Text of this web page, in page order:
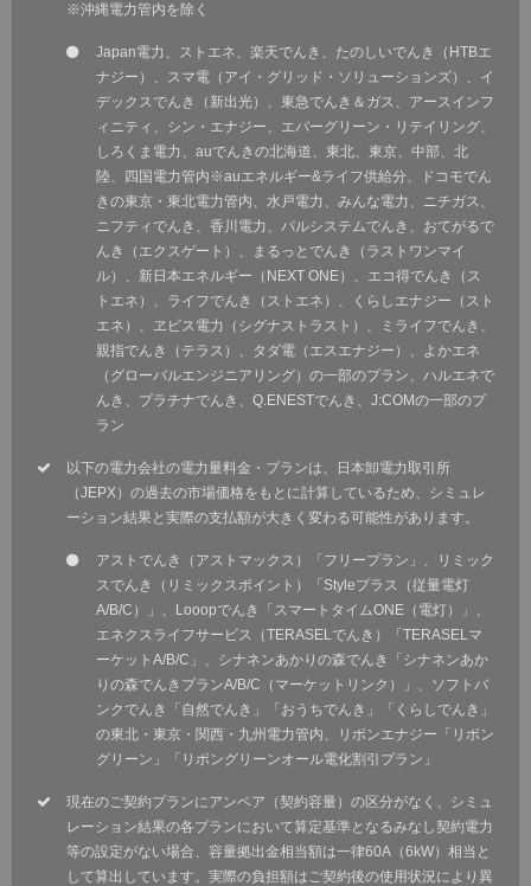
※沖縄電力管内を除く
Japan電力、ストエネ、楽天でんき、たのしいでんき（HTBエ
ナジー）、スマ電（アイ・グリッド・ソリューションズ）、イ
デックスでんき（新出光）、東急でんき＆ガス、アースインフ
ィニティ、シン・エナジー、エバーグリーン・リテイリング、
しろくま電力、auでんきの北海道、東北、東京、中部、北
陸、四国電力管内※auエネルギー&ライフ供給分、ドコモでん
きの東京・東北電力管内、水戸電力、みんな電力、ニチガス、
ニフティでんき、香川電力、パルシステムでんき、おてがるで
んき（エクスゲート）、まるっとでんき（ラストワンマイ
ル）、新日本エネルギー（NEXT ONE）、エコ得でんき（ス
トエネ）、ライフでんき（ストエネ）、くらしエナジー（スト
エネ）、ヱビス電力（シグナストラスト）、ミライフでんき、
親指でんき（テラス）、タダ電（エスエナジー）、よかエネ
（グローバルエンジニアリング）の一部のプラン、ハルエネで
んき、プラチナでんき、Q.ENESTでんき、J:COMの一部のプ
ラン
以下の電力会社の電力量料金・プランは、日本卸電力取引所
（JEPX）の過去の市場価格をもとに計算しているため、シミュレ
ーション結果と実際の支払額が大きく変わる可能性があります。
アストでんき（アストマックス）「フリープラン」、リミック
スでんき（リミックスポイント）「Styleプラス（従量電灯
A/B/C）」、Looopでんき「スマートタイムONE（電灯）」、
エネクスライフサービス（TERASELでんき）「TERASELマ
ーケットA/B/C」、シナネンあかりの森でんき「シナネンあか
りの森でんきプランA/B/C（マーケットリンク）」、ソフトバ
ンクでんき「自然でんき」「おうちでんき」「くらしでんき」
の東北・東京・関西・九州電力管内、リボンエナジー「リボン
グリーン」「リボングリーンオール電化割引プラン」
現在のご契約プランにアンペア（契約容量）の区分がなく、シミュ
レーション結果の各プランにおいて算定基準となるみなし契約電力
等の設定がない場合、容量拠出金相当額は一律60A（6kW）相当と
して算出しています。実際の負担額はご契約後の使用状況により異